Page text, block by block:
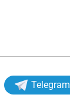
Telegram